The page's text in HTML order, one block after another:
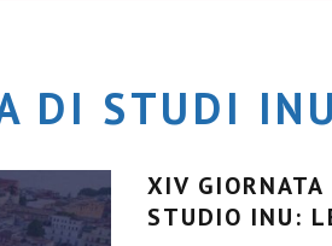
DI STUDI INU
XIV
STUDIO INU: